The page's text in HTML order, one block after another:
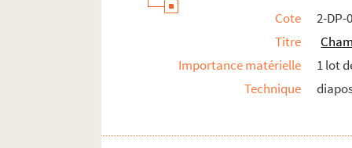
Cote
2-DP-
Titre
Importance matérielle
1 lot
Technique